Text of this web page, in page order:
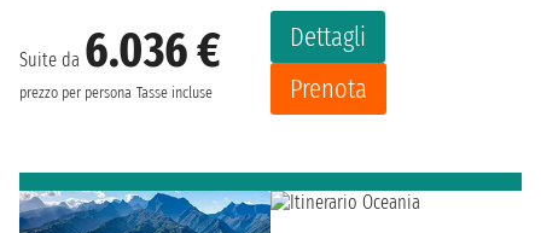
Suite da 6.036 €
prezzo per persona Tasse incluse
Dettagli
Prenota